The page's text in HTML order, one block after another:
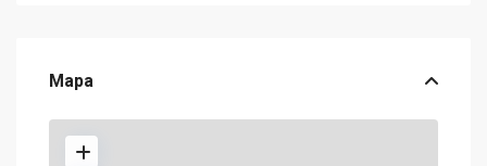
Mapa